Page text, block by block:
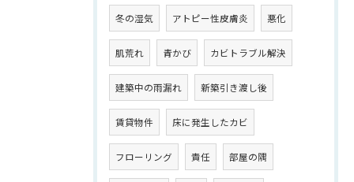
冬の湿気 アトピー性皮膚炎 悪化
肌荒れ 青かび カビトラブル解決
建築中の雨漏れ 新築引き渡し後
賃貸物件 床に発生したカビ
フローリング 責任 部屋の隅